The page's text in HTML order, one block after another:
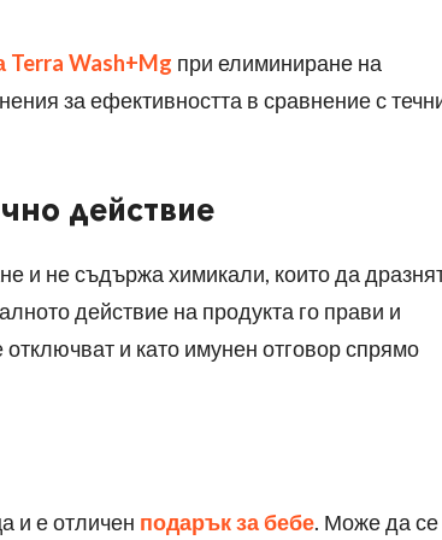
Terra Wash+Mg при елиминиране на
за ефективността в сравнение с
действие
и не съдържа химикали, които да
действие на продукта го прави и
и като имунен отговор спрямо
и е отличен подарък за бебе. Може да се